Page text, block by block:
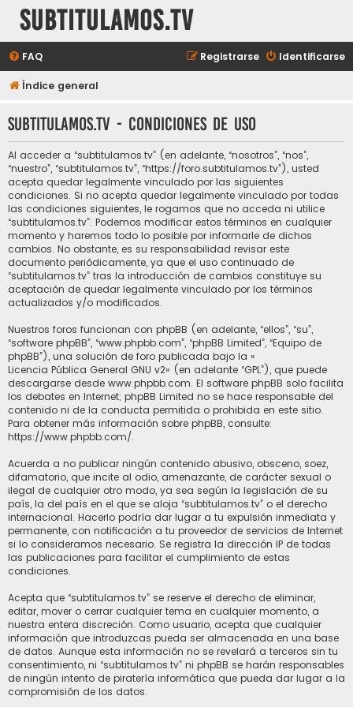
subtitulamos.tv
FAQ Identificarse
Registrarse
Índice general
subtitulamos.tv - Condiciones de uso
Al acceder a “subtitulamos.tv” (en adelante, “nosotros”, “nos”,
“nuestro”, “subtitulamos.tv”, “https://foro.subtitulamos.tv”), usted
acepta quedar legalmente vinculado por las siguientes
condiciones. Si no acepta quedar legalmente vinculado por todas
las condiciones siguientes, le rogamos que no acceda ni utilice
“subtitulamos.tv”. Podemos modificar estos términos en cualquier
momento y haremos todo lo posible por informarle de dichos
cambios. No obstante, es su responsabilidad revisar este
documento periódicamente, ya que el uso continuado de
“subtitulamos.tv” tras la introducción de cambios constituye su
aceptación de quedar legalmente vinculado por los términos
actualizados y/o modificados.
Nuestros foros funcionan con phpBB (en adelante, “ellos”, “su”,
“software phpBB”, “www.phpbb.com”, “phpBB Limited”, “Equipo de
phpBB”), una solución de foro publicada bajo la «
Licencia Pública General GNU v2» (en adelante “GPL”), que puede
descargarse desde www.phpbb.com. El software phpBB solo facilita
los debates en Internet; phpBB Limited no se hace responsable del
contenido ni de la conducta permitida o prohibida en este sitio.
Para obtener más información sobre phpBB, consulte:
https://www.phpbb.com/.
Acuerda a no publicar ningún contenido abusivo, obsceno, soez,
difamatorio, que incite al odio, amenazante, de carácter sexual o
ilegal de cualquier otro modo, ya sea según la legislación de su
país, la del país en el que se aloja “subtitulamos.tv” o el derecho
internacional. Hacerlo podría dar lugar a tu expulsión inmediata y
permanente, con notificación a tu proveedor de servicios de Internet
si lo consideramos necesario. Se registra la dirección IP de todas
las publicaciones para facilitar el cumplimiento de estas
condiciones.
Acepta que “subtitulamos.tv” se reserve el derecho de eliminar,
editar, mover o cerrar cualquier tema en cualquier momento, a
nuestra entera discreción. Como usuario, acepta que cualquier
información que introduzcas pueda ser almacenada en una base
de datos. Aunque esta información no se revelará a terceros sin tu
consentimiento, ni “subtitulamos.tv” ni phpBB se harán responsables
de ningún intento de piratería informática que pueda dar lugar a la
compromisión de los datos.